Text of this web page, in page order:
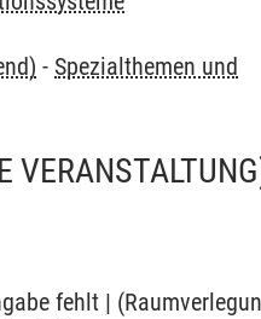
- Spezialthemen und
fehlt |